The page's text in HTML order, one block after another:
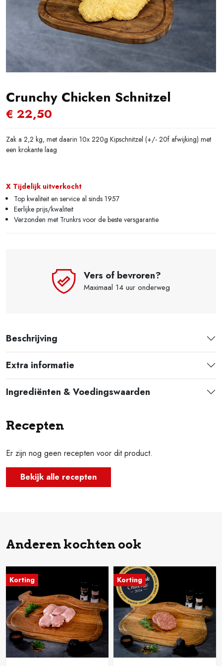
Crunchy Chicken Schnitzel
€ 22,50
Zak a 2,2 kg, met daarin 10x 220g Kipschnitzel (+/- 20f afwijking) met
een krokante laag
X Tijdelijk uitverkocht
Top kwaliteit en service al sinds 1957
Eerlijke prijs/kwaliteit
Verzonden met Trunkrs voor de beste versgarantie
Vers of bevroren?
Maximaal 14 uur onderweg
Beschrijving
Extra informatie
Ingrediënten & Voedingswaarden
Recepten
Er zijn nog geen recepten voor dit product.
Bekijk alle recepten
Anderen kochten ook
Korting Korting